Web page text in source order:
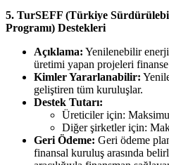
5. TurSEFF (Türkiye
Programı) Destekleri
Açıklama: Yenilenebilir
üretimi yapan projeleri
Kimler Yararlanabilir:
geliştiren tüm kuruluşlar.
Destek Tutarı:
Üreticiler için:
Diğer şirketler için:
Geri Ödeme: Geri ödeme
finansal kuruluş arasında